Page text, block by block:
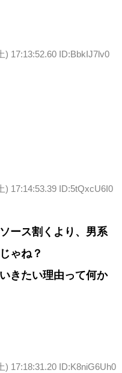
) 17:13:52.60 ID:BbkIJ7lv0
) 17:14:53.39 ID:5tQxcU6I0
ース割くより、男系
ゃね？
きたい理由って何か
) 17:18:31.20 ID:K8niG6Uh0